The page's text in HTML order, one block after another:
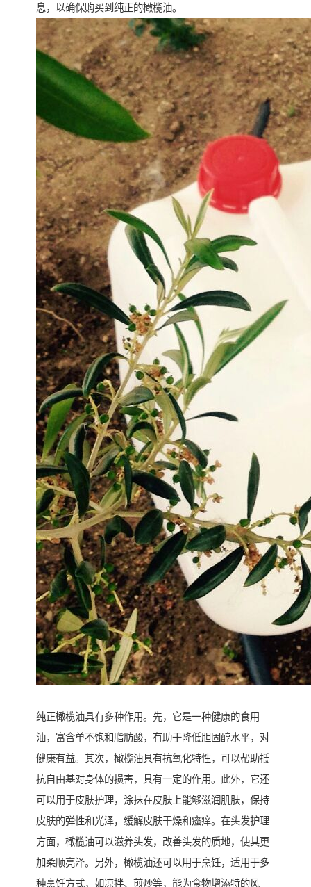
息，以确保购买到纯正的橄榄油。
纯正橄榄油具有多种作用。先，它是一种健康的食用
油，富含单不饱和脂肪酸，有助于降低胆固醇水平，对
健康有益。其次，橄榄油具有抗氧化特性，可以帮助抵
抗自由基对身体的损害，具有一定的作用。此外，它还
可以用于皮肤护理，涂抹在皮肤上能够滋润肌肤，保持
皮肤的弹性和光泽，缓解皮肤干燥和瘙痒。在头发护理
方面，橄榄油可以滋养头发，改善头发的质地，使其更
加柔顺亮泽。另外，橄榄油还可以用于烹饪，适用于多
种烹饪方式，如凉拌、煎炒等，能为食物增添特的风